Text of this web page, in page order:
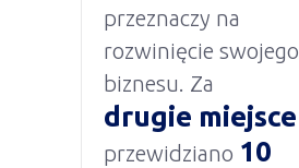
przeznaczy na
rozwinięcie swojego
biznesu. Za
drugie miejsce
przewidziano 10